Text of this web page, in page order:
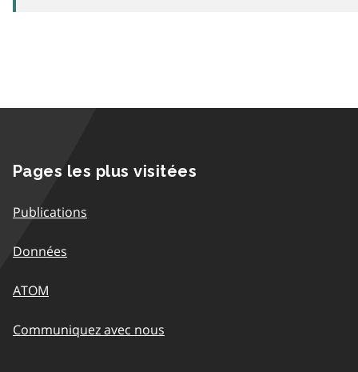
Pages les plus visitées
Publications
Données
ATOM
Communiquez avec nous